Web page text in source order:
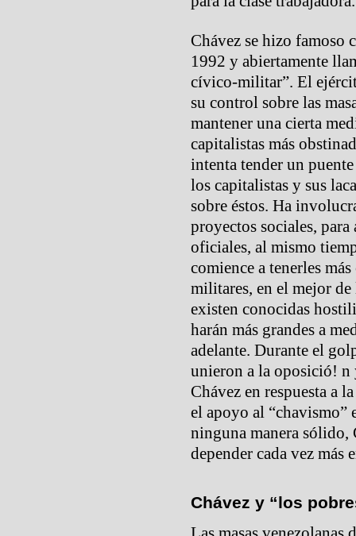
Chávez se hizo famoso
1992 y abiertamente
cívico-militar”. El
su control sobre las
mantener una cierta
capitalistas más
intenta tender un
los capitalistas y sus
sobre éstos. Ha
proyectos sociales,
oficiales, al mismo
comience a tenerles
militares, en el mejor de
existen conocidas
harán más grandes a
adelante. Durante el
unieron a la oposició!
Chávez en respuesta a
el apoyo al “chavismo”
ninguna manera sólido,
depender cada vez más
Chávez y “los